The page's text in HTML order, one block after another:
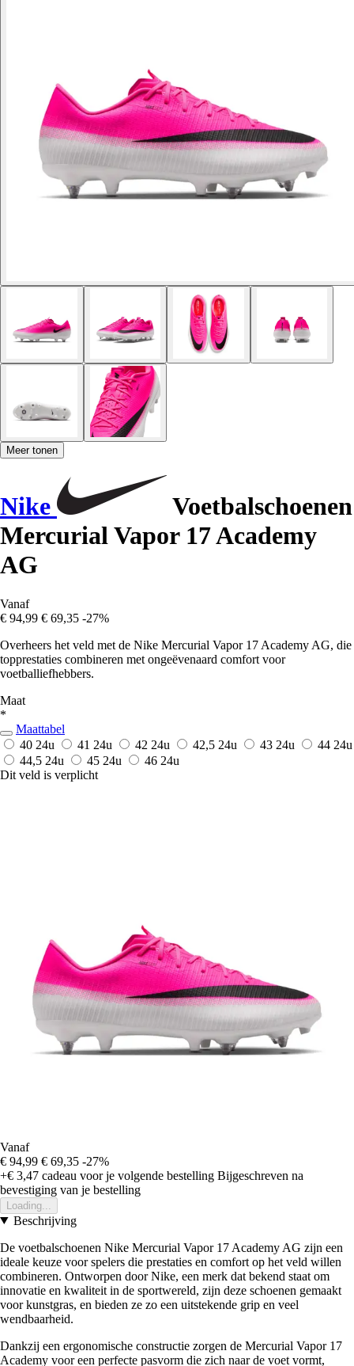
Meer tonen
Nike
Voetbalschoenen
Mercurial Vapor 17 Academy
AG
Vanaf
€ 94,99 € 69,35 -27%
Overheers het veld met de Nike Mercurial Vapor 17 Academy AG, die
topprestaties combineren met ongeëvenaard comfort voor
voetballiefhebbers.
Maat
*
Maattabel
40 24u 41 24u 42 24u 42,5 24u 43 24u 44 24u
44,5 24u 45 24u 46 24u
Dit veld is verplicht
Vanaf
€ 94,99 € 69,35 -27%
+€ 3,47 cadeau voor je volgende bestelling Bijgeschreven na
bevestiging van je bestelling
Loading...
Beschrijving
De voetbalschoenen Nike Mercurial Vapor 17 Academy AG zijn een
ideale keuze voor spelers die prestaties en comfort op het veld willen
combineren. Ontworpen door Nike, een merk dat bekend staat om
innovatie en kwaliteit in de sportwereld, zijn deze schoenen gemaakt
voor kunstgras, en bieden ze zo een uitstekende grip en veel
wendbaarheid.
Dankzij een ergonomische constructie zorgen de Mercurial Vapor 17
Academy voor een perfecte pasvorm die zich naar de voet vormt,